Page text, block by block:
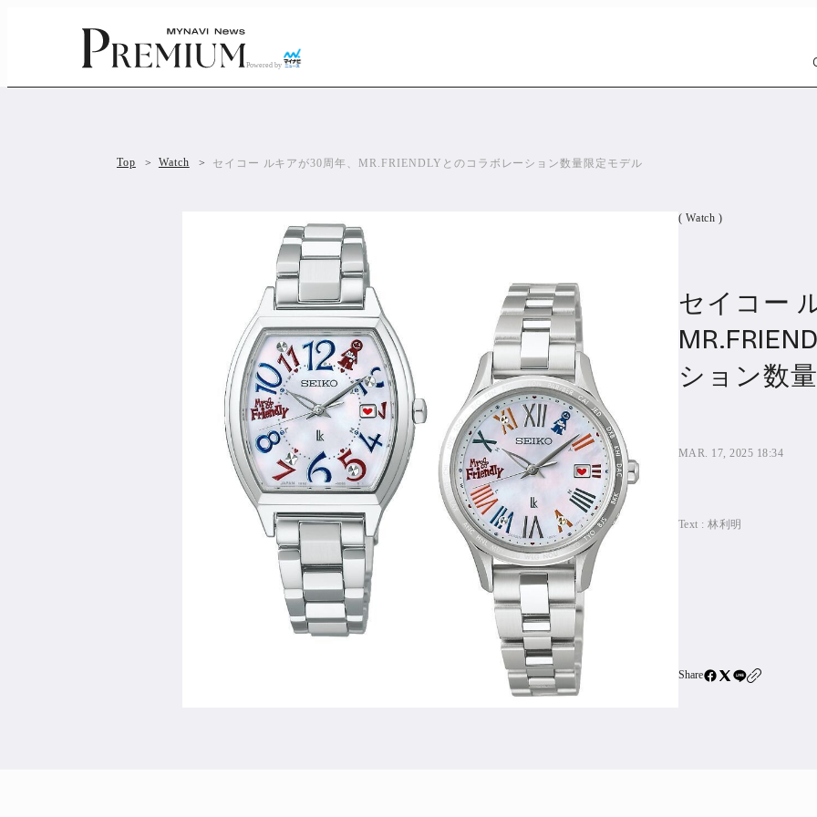
Powered by
Car1299
PR
SBIネオ
All Articles
Top Watch セイコー ルキアが30周年、MR.FRIENDLYとのコラボレーション数量限定モデル
( Watch )
セイコー
ション数
MAR. 17, 2025 18:34
Text :林利明
Share